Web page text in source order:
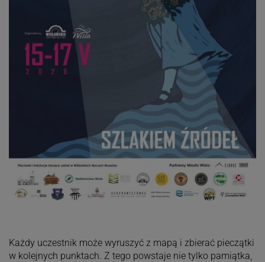
Każdy uczestnik może wyruszyć z mapą i zbierać pieczątki
w kolejnych punktach. Z tego powstaje nie tylko pamiątka,